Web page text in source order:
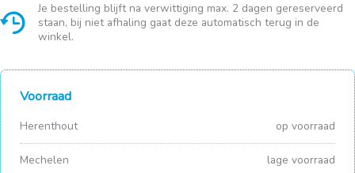
Je bestelling blijft na verwittiging max. 2 dagen gereserveerd
staan, bij niet afhaling gaat deze automatisch terug in de
winkel.
Voorraad
Herenthout op voorraad
Mechelen lage voorraad